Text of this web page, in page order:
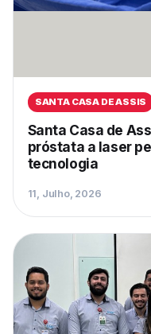
SANTA CASA DE ASSIS
Santa Casa de
próstata a laser
tecnologia
11, Julho, 2026